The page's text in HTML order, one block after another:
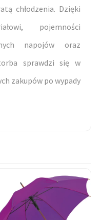
chłodzenia. Dzięki
pojemności
napojów oraz
sprawdzi się w
zakupów po wypady